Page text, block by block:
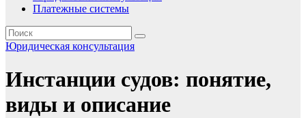
Платежные системы
Юридическая консультация
Инстанции судов: понятие,
виды и описание